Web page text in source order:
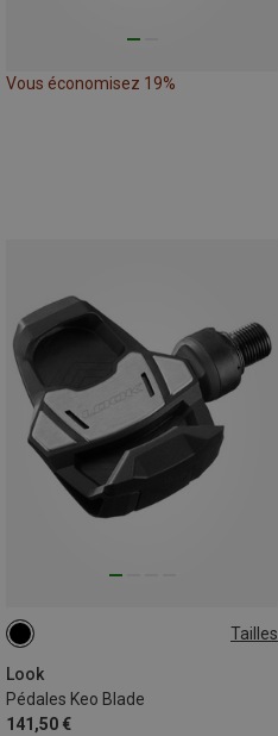
Vous économisez 19%
Tailles
Look
Pédales Keo Blade
141,50 €
ONE SIZE